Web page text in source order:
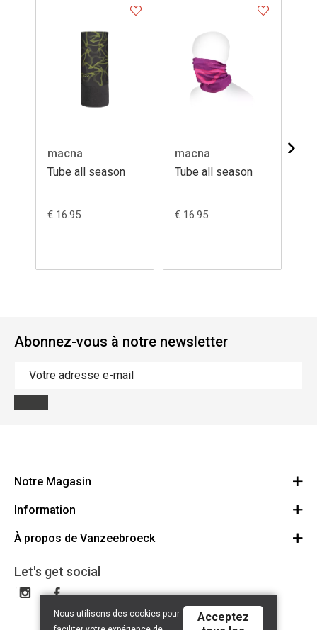
macna
Tube all season
€ 16.95
macna
Tube all season
€ 16.95
Abonnez-vous à notre newsletter
Notre Magasin
Vanzeebroeck Motors
1600 Sint-Pieters-Leeuw
023316022
Information
Annulation Commande
Conditions générales
Privacy policy
À propos de Vanzeebroeck
Cheque Cadeau
Échange et Retours
Let's get social
Nous utilisons des cookies pour
Acceptez